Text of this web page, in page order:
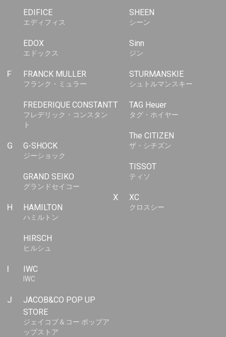
EDIFICE
エディフィス
EDOX
エドックス
F FRANCK MULLER
フランク・ミュラー
FREDERIQUE CONSTANT
フレデリック・コンスタン
ト
G G-SHOCK
ジーショック
GRAND SEIKO
グランドセイコー
H HAMILTON
ハミルトン
HIRSCH
ヒルシュ
IWC
IWC
J
JACOB&CO POP UP
STORE
ジェイコブ＆コー ポップア
ップストア
SHEEN
シーン
Sinn
ジン
STURMANSKIE
シュトルマンスキー
T TAG Heuer
タグ・ホイヤー
The CITIZEN
ザ・シチズン
TISSOT
ティソ
X XC
クロスシー